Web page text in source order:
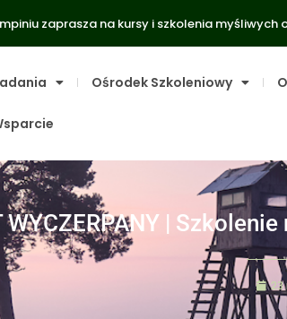
zaprasza na kursy i szkolenia myśliwych
Ośrodek Szkoleniowy
WYCZERPANY |
23